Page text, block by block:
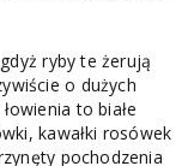
ryby te żerują
o dużych
to białe
kawałki rosówek
pochodzenia